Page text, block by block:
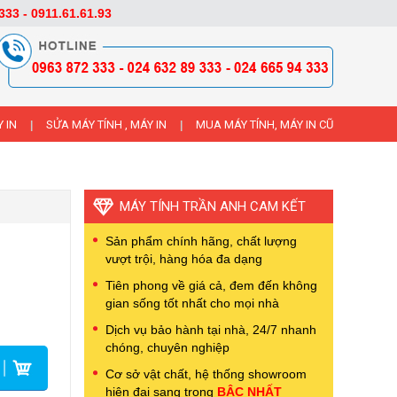
IN SỬA MÁY TÍNH , MÁY IN MUA MÁY TÍNH, MÁY IN CŨ
MÁY TÍNH TRẦN ANH CAM KẾT
Sản phẩm chính hãng, chất lượng
vượt trội, hàng hóa đa dạng
Tiên phong về giá cả, đem đến không
gian sống tốt nhất cho mọi nhà
Dịch vụ bảo hành tại nhà, 24/7 nhanh
chóng, chuyên nghiệp
Cơ sở vật chất, hệ thống showroom
hiện đại sang trọng BẬC NHẤT
- 0911.61.61.93